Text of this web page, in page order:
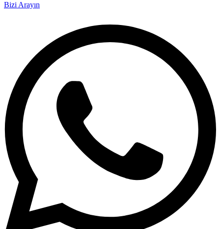
Bizi Arayın